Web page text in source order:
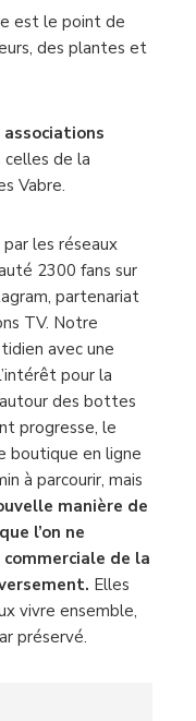
est le point de
des plantes et
de la
Vabre.
les réseaux
2300 fans sur
partenariat
TV. Notre
avec une
pour la
des bottes
progresse, le
boutique en ligne
à parcourir, mais
manière de
l’on ne
de la
Elles
vivre ensemble,
préservé.